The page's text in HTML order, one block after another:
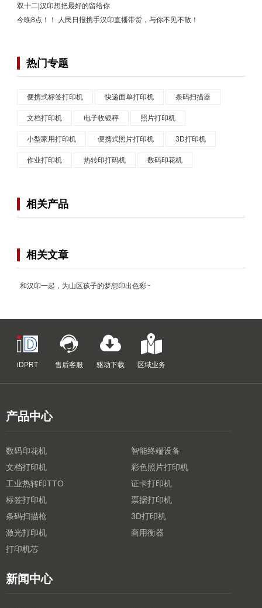
双十二|汉印想把最好的留给你
今晚8点！！ 人民日报携手汉印直播带货，与你不见不散！
热门专题
便携式标签打印机 快递面单打印机 条码扫描器
文档打印机 电子收银秤 照片打印机
小型家用打印机 便携式照片打印机 3D打印机
作业打印机 热转印打码机 数码印花机
相关产品
相关文章
和汉印一起，为山区孩子的梦想印出色彩~
iDPRT 售后客服 驱动下载 区域业务
产品中心
数码印花机
智能终端设备
文档打印机
彩色照片打印机
工业热转印TTO
证卡打印机
标签打印机
票据打印机
条码扫描枪
3D打印机
激光打印机
商用衡器
打印机芯
新闻中心